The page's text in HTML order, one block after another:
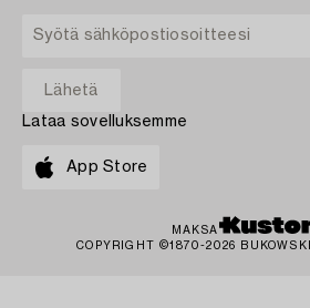
Lataa sovelluksemme
App Store
MAKSA
COPYRIGHT ©1870-2026